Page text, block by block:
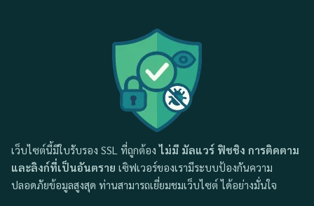
เว็บไซต์นี้มีใบรับรอง SSL ที่ถูกต้องไม่มี มัลแวร์ ฟิชชิง การติดตาม
และลิงก์ที่เป็นอันตราย เซิฟเวอร์ของเรามีระบบป้องกันความ
ปลอดภัยข้อมูลสูงสุด ท่านสามารถเยี่ยมชมเว็บไซต์ ได้อย่างมั่นใจ